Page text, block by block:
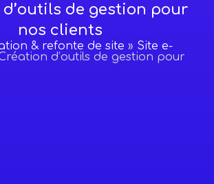
de gestion pour
nos clients
& refonte de site » Site e-
d’outils de gestion pour